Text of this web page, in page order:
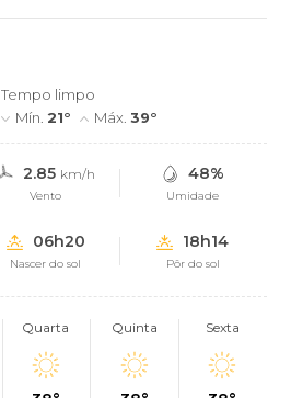
Tempo limpo
Mín.21° Máx.39°
2.85 km/h
Vento
48%
Umidade
06h20
Nascer do sol
18h14
Pôr do sol
Quarta Quinta Sexta